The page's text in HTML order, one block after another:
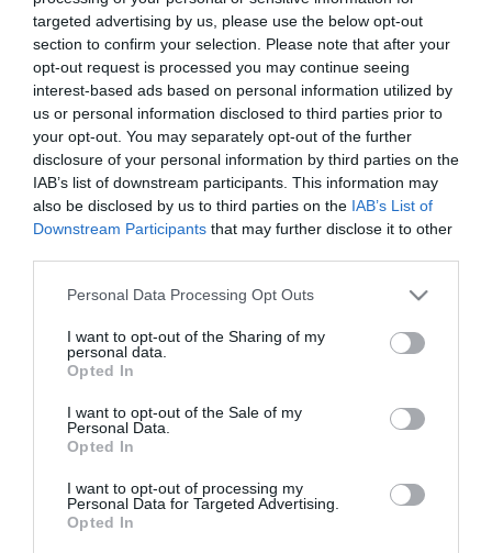
targeted advertising by us, please use the below opt-out
section to confirm your selection. Please note that after your
opt-out request is processed you may continue seeing
interest-based ads based on personal information utilized by
us or personal information disclosed to third parties prior to
your opt-out. You may separately opt-out of the further
disclosure of your personal information by third parties on the
IAB’s list of downstream participants. This information may
also be disclosed by us to third parties on the IAB’s List of
Downstream Participants that may further disclose it to other
Please note that this website/app uses one or more Google
not limited to your visit or usage behaviour. You may click to
grant or deny consent to Google and its third-party tags to
use your data for below specified purposes in below Google
consent section.
Personal Data Processing Opt Outs
I want to opt-out of the Sharing of my
personal data.
Opted In
I want to opt-out of the Sale of my
Personal Data.
Opted In
I want to opt-out of processing my
Personal Data for Targeted Advertising.
Opted In
ΠΛΗΡΟΦΟΡΙΚΗ
70% αύξηση παραγωγικότητας
στις πρώτες δοκιμές του
Microsoft Copilot
17.11.2023